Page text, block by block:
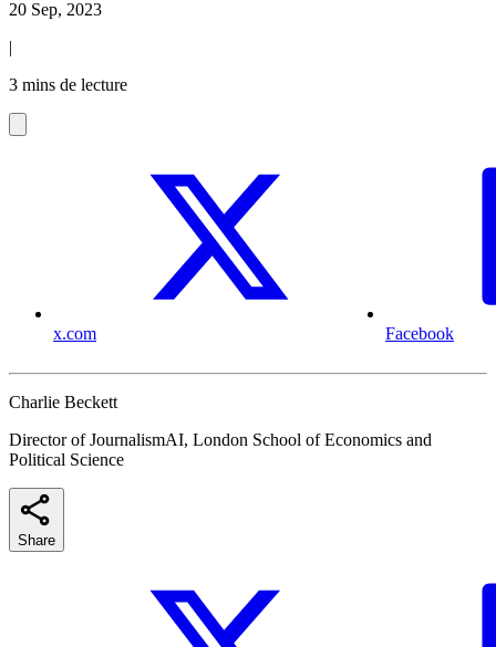
20 Sep, 2023
|
3 mins de lecture
x.com Facebook
Charlie Beckett
Director of JournalismAI, London School of Economics and
Political Science
Share